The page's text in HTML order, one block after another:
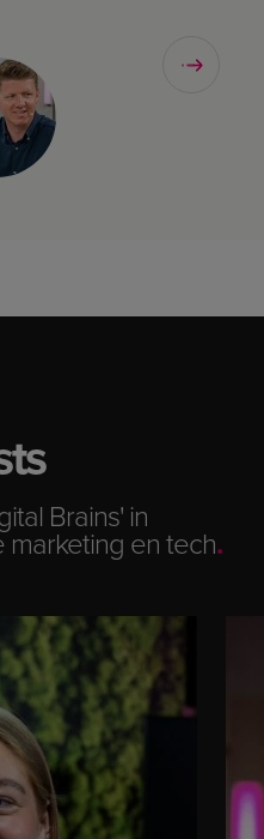
Brains' in
en tech.